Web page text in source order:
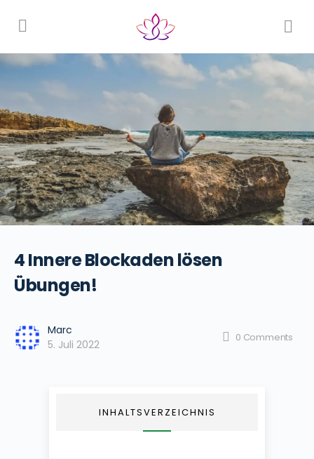
4 Innere Blockaden lösen
Übungen!
Marc
5. Juli 2022
0 Comments
INHALTSVERZEICHNIS